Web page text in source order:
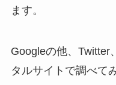
ます。
Googleの他、Twitter
タルサイトで調べて